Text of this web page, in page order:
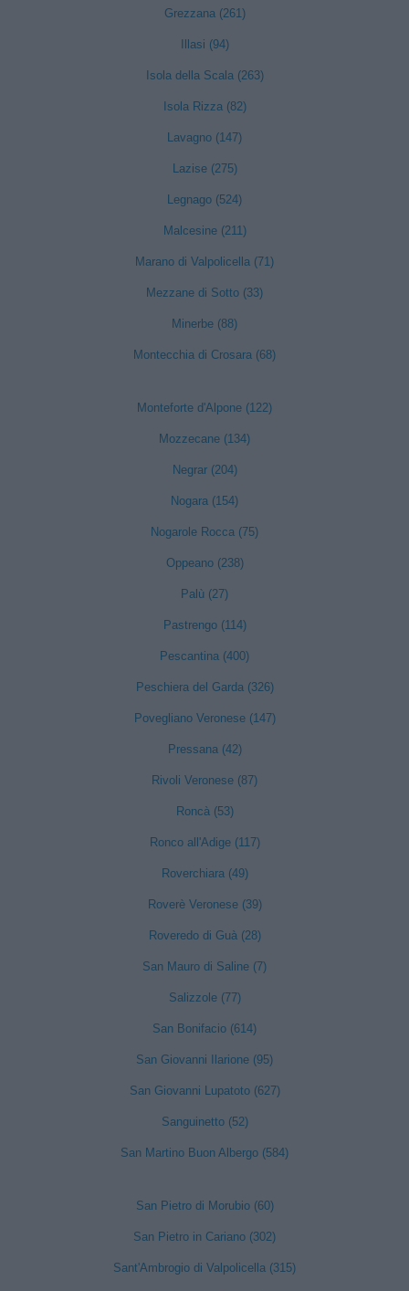
Grezzana (261)
Illasi (94)
Isola della Scala (263)
Isola Rizza (82)
Lavagno (147)
Lazise (275)
Legnago (524)
Malcesine (211)
Marano di Valpolicella (71)
Mezzane di Sotto (33)
Minerbe (88)
Montecchia di Crosara (68)
Monteforte d'Alpone (122)
Mozzecane (134)
Negrar (204)
Nogara (154)
Nogarole Rocca (75)
Oppeano (238)
Palù (27)
Pastrengo (114)
Pescantina (400)
Peschiera del Garda (326)
Povegliano Veronese (147)
Pressana (42)
Rivoli Veronese (87)
Roncà (53)
Ronco all'Adige (117)
Roverchiara (49)
Roverè Veronese (39)
Roveredo di Guà (28)
San Mauro di Saline (7)
Salizzole (77)
San Bonifacio (614)
San Giovanni Ilarione (95)
San Giovanni Lupatoto (627)
Sanguinetto (52)
San Martino Buon Albergo (584)
San Pietro di Morubio (60)
San Pietro in Cariano (302)
Sant'Ambrogio di Valpolicella (315)